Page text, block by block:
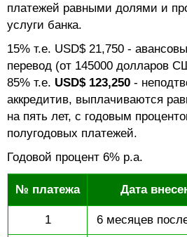
платежей равными долями и
услуги банка.
15% т.е. USD$ 21,750 -
перевод (от 145000 долларов
85% т.е. USD$ 123,250 -
аккредитив, выплачиваются
на пять лет, с годовым
полугодовых платежей.
Годовой процент 6% p.a.
№ платежа Дата
1 6 месяцев